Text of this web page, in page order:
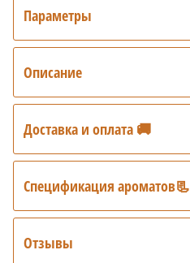
Параметры
Описание
Доставка и оплата 🚚
Спецификация ароматов📃
Отзывы